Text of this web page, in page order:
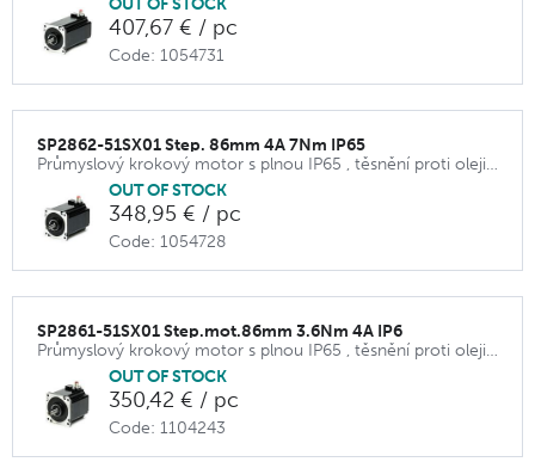
OUT OF STOCK
407,67 € / pc
Code: 1054731
SP2862-51SX01 Step. 86mm 4A 7Nm IP65
Průmyslový krokový motor s plnou IP65 , těsnění proti oleji na hřídeli, příruba 86 mm
OUT OF STOCK
348,95 € / pc
Code: 1054728
SP2861-51SX01 Step.mot.86mm 3.6Nm 4A IP6
Průmyslový krokový motor s plnou IP65 , těsnění proti oleji na hřídeli, příruba 86 mm
OUT OF STOCK
350,42 € / pc
Code: 1104243